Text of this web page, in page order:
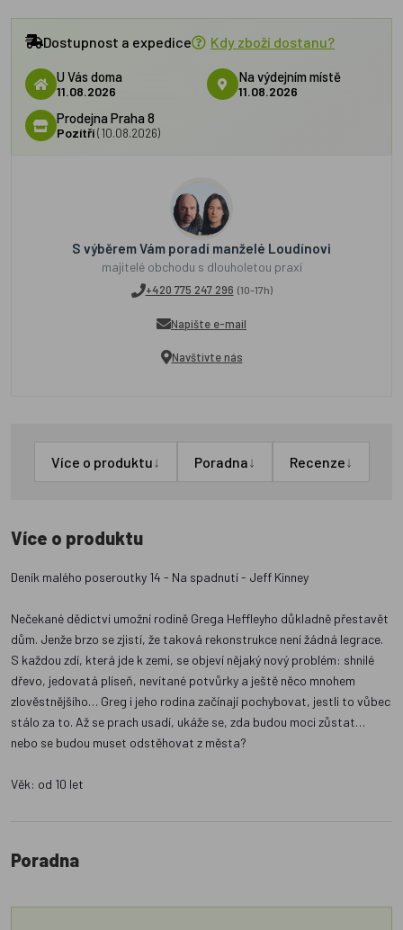
Dostupnost a expedice Kdy zboží dostanu?
U Vás doma
11.08.2026
Na výdejním místě
11.08.2026
Prodejna Praha 8
Pozítří(10.08.2026)
S výběrem Vám poradí manželé Loudínovi
majitelé obchodu s dlouholetou praxí
+420 775 247 296 (10-17h)
Napište e-mail
Navštivte nás
Více o produktu↓ Poradna↓ Recenze↓
Více o produktu
Deník malého poseroutky 14 - Na spadnutí - Jeff Kinney
Nečekané dědictví umožní rodině Grega Heffleyho důkladně přestavět
dům. Jenže brzo se zjistí, že taková rekonstrukce není žádná legrace.
S každou zdí, která jde k zemi, se objeví nějaký nový problém: shnilé
dřevo, jedovatá plíseň, nevítané potvůrky a ještě něco mnohem
zlověstnějšího… Greg i jeho rodina začínají pochybovat, jestli to vůbec
stálo za to. Až se prach usadí, ukáže se, zda budou moci zůstat…
nebo se budou muset odstěhovat z města?
Věk: od 10 let
Poradna